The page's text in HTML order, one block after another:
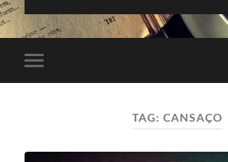
Toggle
mobile
TAG: CANSAÇO